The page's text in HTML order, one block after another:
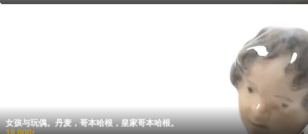
女孩与玩偶。丹麦，哥本哈根，皇家哥本哈根。
₽